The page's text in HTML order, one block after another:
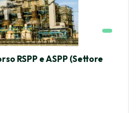
RSPP e ASPP (Settore